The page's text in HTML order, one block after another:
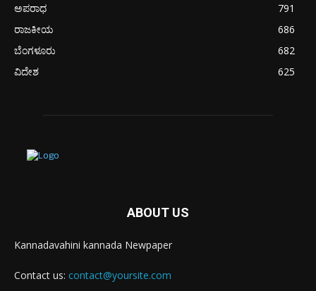
ಅಪರಾಧ
791
ರಾಜಕೀಯ
686
ಬೆಂಗಳೂರು
682
ವಿದೇಶ
625
ABOUT US
Kannadavahini kannada Newpaper
Contact us: contact@yoursite.com